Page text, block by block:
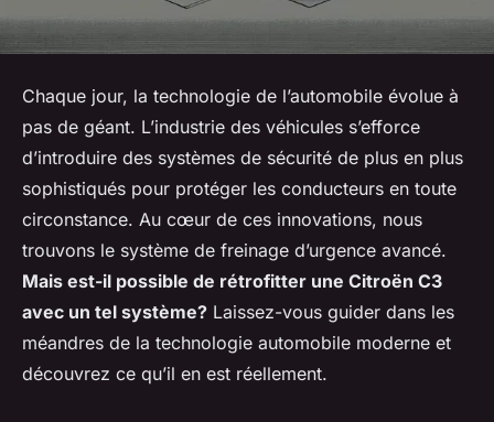
Chaque jour, la technologie de l’automobile évolue à
pas de géant. L’industrie des véhicules s’efforce
d’introduire des systèmes de sécurité de plus en plus
sophistiqués pour protéger les conducteurs en toute
circonstance. Au cœur de ces innovations, nous
trouvons le système de freinage d’urgence avancé.
Mais est-il possible de rétrofitter une Citroën C3
avec un tel système? Laissez-vous guider dans les
méandres de la technologie automobile moderne et
découvrez ce qu’il en est réellement.